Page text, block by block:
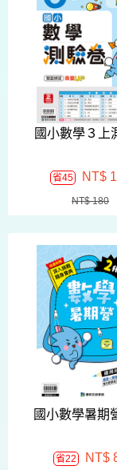
國小數學３上
省45 NT$
NT$ 180
國小數學暑期
省22 NT$